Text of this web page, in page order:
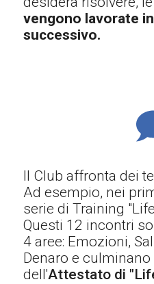
vengono lavorate
successivo.
Il Club affronta dei
Ad esempio, nei
serie di Training
Questi 12 incontri
4 aree: Emozioni,
Denaro e
dell'Attestato di